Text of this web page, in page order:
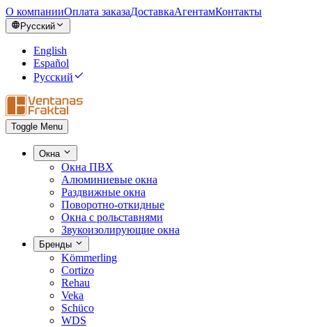
О компанииОплата заказаДоставкаАгентамКонтакты
Русский
English
Español
Русский
Toggle Menu
Окна
Окна ПВХ
Алюминиевые окна
Раздвижные окна
Поворотно-откидные
Окна с рольставнями
Звукоизолирующие окна
Бренды
Kömmerling
Cortizo
Rehau
Veka
Schüco
WDS